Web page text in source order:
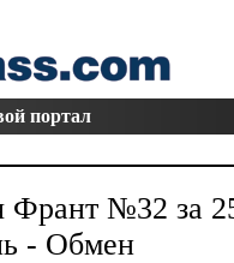
портал
Франт №32 за
- Обмен